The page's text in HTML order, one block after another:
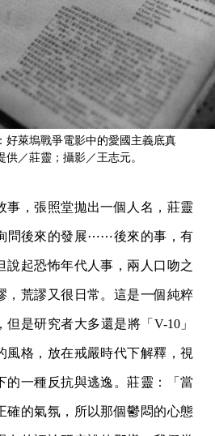
好萊塢戰爭電影中的愛國主義底真
／莊靈；攝影／王志元。
事，張照堂拋出一個人名，莊靈
問後來的發展⋯⋯後來的事，有
說起恐怖年代人事，兩人口吻之
，荒謬又很日常。這是一個純粹
是研究者大多還是將「V-10」
風格，放在戒嚴時代下解釋，視
的一種反抗與逃逸。莊靈：「當
確的氣氛，所以那個鬱悶的心態